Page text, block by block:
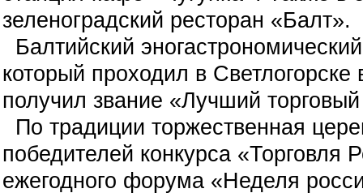
зеленоградский ресторан «Балт».
Балтийский
который проходил в Светлогорске
получил звание «Лучший
По традиции торжественная
победителей конкурса «Торговля
ежегодного форума «Неделя